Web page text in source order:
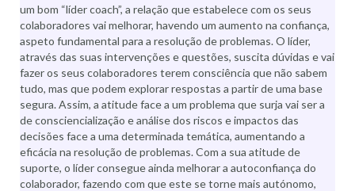
um bom “líder coach”, a relação que estabelece com os seus
colaboradores vai melhorar, havendo um aumento na confiança,
aspeto fundamental para a resolução de problemas. O líder,
através das suas intervenções e questões, suscita dúvidas e vai
fazer os seus colaboradores terem consciência que não sabem
tudo, mas que podem explorar respostas a partir de uma base
segura. Assim, a atitude face a um problema que surja vai ser a
de consciencialização e análise dos riscos e impactos das
decisões face a uma determinada temática, aumentando a
eficácia na resolução de problemas. Com a sua atitude de
suporte, o líder consegue ainda melhorar a autoconfiança do
colaborador, fazendo com que este se torne mais autónomo,